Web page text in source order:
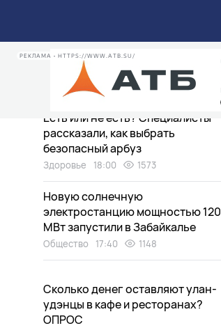
РЕКЛАМА • HTTPS://WWW.ATB.SU/
Чем порадовала улан-удэнцев
эта неделя?
Общество 19:00 1080
Есть или не есть? Специалисты
рассказали, как выбрать
безопасный арбуз
Здоровье 18:00 1573
Новую солнечную
электростанцию мощностью 120
МВт запустили в Забайкалье
Общество 17:40 1148
Сколько денег оставляют улан-
удэнцы в кафе и ресторанах?
ОПРОС